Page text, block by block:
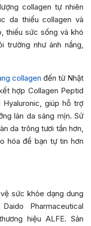
collagen tự nhiên
da thiếu collagen và
thiếu sức sống và khó
như ánh nắng,
collagen đến từ Nhật
hợp Collagen Peptid
giúp hỗ trợ
làn da sáng mịn. Sử
da trông tươi tắn hơn,
hóa để bạn tự tin hơn
sức khỏe dạng dung
Pharmaceutical
hiệu ALFE. Sản